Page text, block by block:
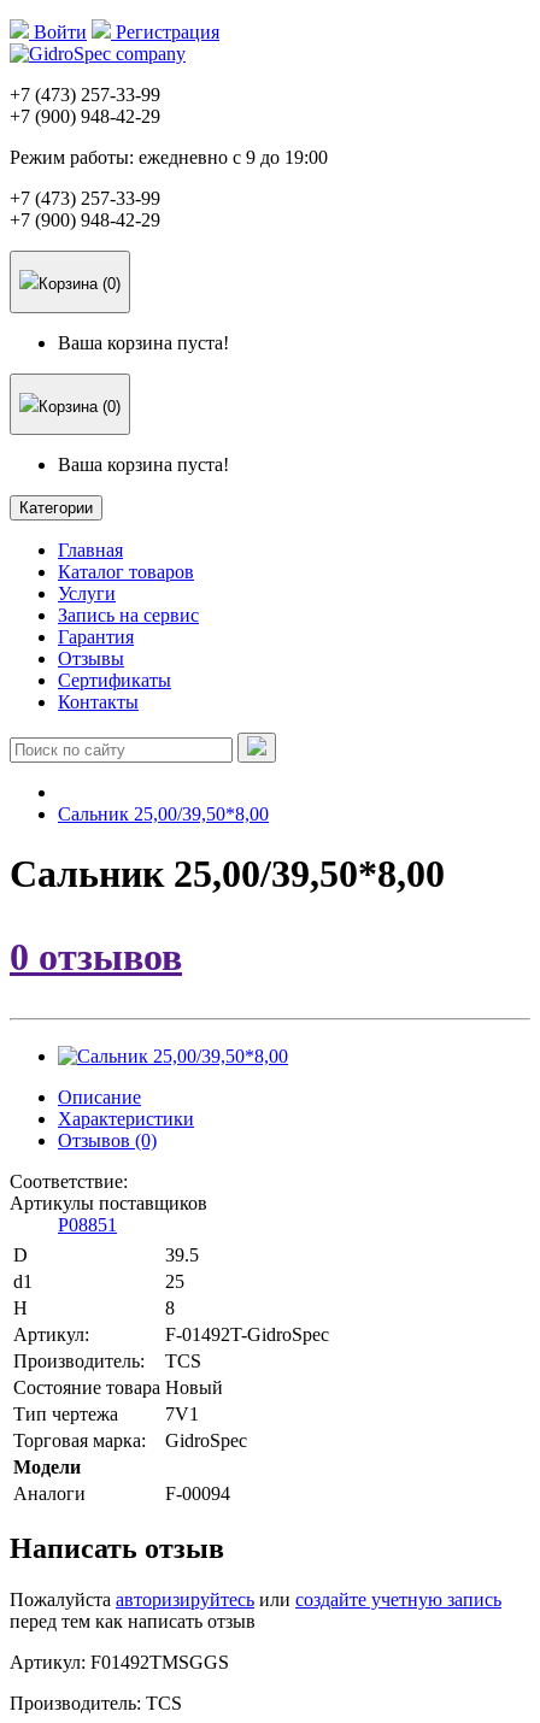
Войти Регистрация
+7 (473) 257-33-99
+7 (900) 948-42-29
Режим работы: ежедневно с 9 до 19:00
+7 (473) 257-33-99
+7 (900) 948-42-29
Корзина (0)
Ваша корзина пуста!
Корзина (0)
Ваша корзина пуста!
Категории
Главная
Каталог товаров
Услуги
Запись на сервис
Гарантия
Отзывы
Сертификаты
Контакты
Сальник 25,00/39,50*8,00
Сальник 25,00/39,50*8,00
0 отзывов
Описание
Характеристики
Отзывов (0)
Соответствие:
Артикулы поставщиков
P08851
D
39.5
d1
25
H
8
Артикул:
F-01492T-GidroSpec
Производитель:
TCS
Состояние товара Новый
Тип чертежа
7V1
Торговая марка:
GidroSpec
Модели
Аналоги
F-00094
Написать отзыв
Пожалуйста авторизируйтесь или создайте учетную запись
перед тем как написать отзыв
Артикул: F01492TMSGGS
Производитель: TCS